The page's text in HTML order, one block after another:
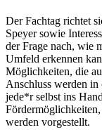
Der Fachtag richtet
Speyer sowie
der Frage nach, wie
Umfeld erkennen
Möglichkeiten, die
Anschluss werden in
jede*r selbst ins
werden vorgestellt.